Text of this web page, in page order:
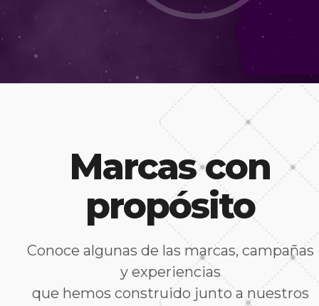
Marcas con
propósito
Conoce algunas de las marcas, campañas
y experiencias
que hemos construido junto a nuestros